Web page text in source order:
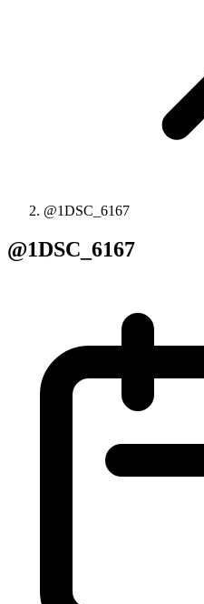
@1DSC_6167
@1DSC_6167